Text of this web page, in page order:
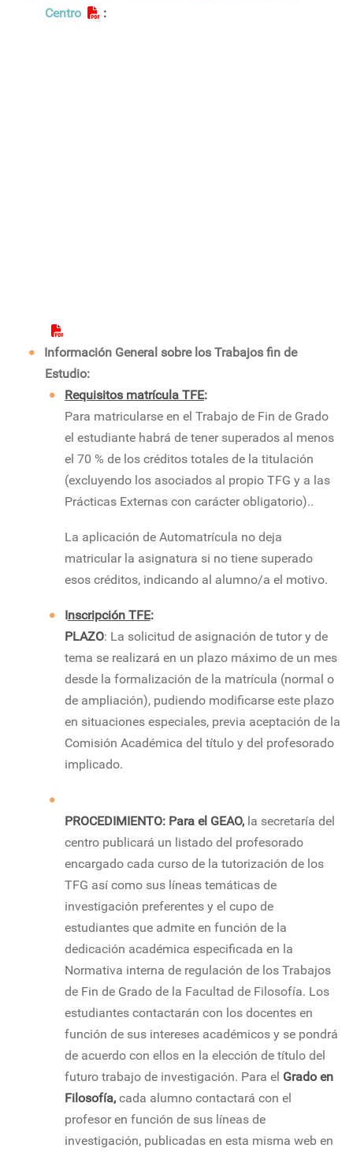
Centro
:
Información General sobre los Trabajos fin de
Estudio:
Requisitos matrícula TFE:
Para matricularse en el Trabajo de Fin de Grado
el estudiante habrá de tener superados al menos
el 70 % de los créditos totales de la titulación
(excluyendo los asociados al propio TFG y a las
Prácticas Externas con carácter obligatorio)..
La aplicación de Automatrícula no deja
matricular la asignatura si no tiene superado
esos créditos, indicando al alumno/a el motivo.
Inscripción TFE:
PLAZO: La solicitud de asignación de tutor y de
tema se realizará en un plazo máximo de un mes
desde la formalización de la matrícula (normal o
de ampliación), pudiendo modificarse este plazo
en situaciones especiales, previa aceptación de la
Comisión Académica del título y del profesorado
implicado.
PROCEDIMIENTO: Para el GEAO, la secretaría del
centro publicará un listado del profesorado
encargado cada curso de la tutorización de los
TFG así como sus líneas temáticas de
investigación preferentes y el cupo de
estudiantes que admite en función de la
dedicación académica especificada en la
Normativa interna de regulación de los Trabajos
de Fin de Grado de la Facultad de Filosofía. Los
estudiantes contactarán con los docentes en
función de sus intereses académicos y se pondrá
de acuerdo con ellos en la elección de título del
futuro trabajo de investigación. Para el Grado en
Filosofía,cada alumno contactará con el
profesor en función de sus líneas de
investigación, publicadas en esta misma web en